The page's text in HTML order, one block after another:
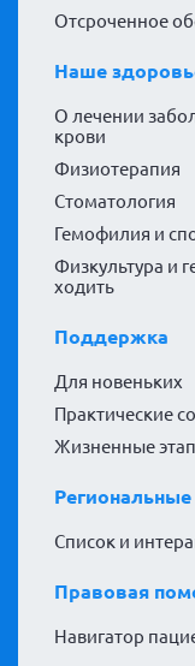
Отсроченное
Наше
О лечении
крови
Физиотерапия
Стоматология
Гемофилия и
Физкультура и
ходить
Поддержка
Для новеньких
Практические
Жизненные
Список и
Правовая
Навигатор